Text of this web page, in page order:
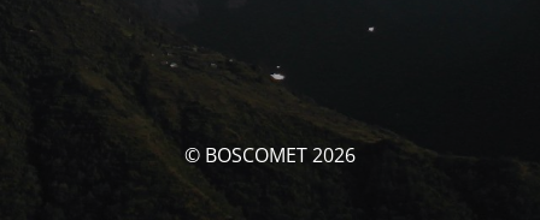
© BOSCOMET 2026